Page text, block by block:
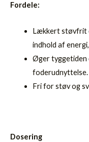
Fordele:
Lækkert støvfrit
indhold af
Øger tyggetiden
foderudnyttelse.
Fri for støv og
Dosering